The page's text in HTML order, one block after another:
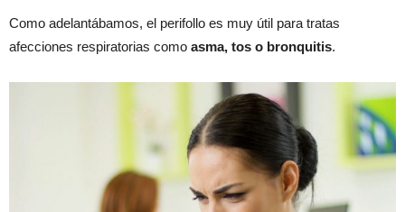
Como adelantábamos, el perifollo es muy útil para tratas
afecciones respiratorias como asma, tos o bronquitis.